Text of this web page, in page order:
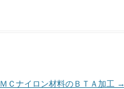
ＭＣナイロン材料のＢＴＡ加工 →